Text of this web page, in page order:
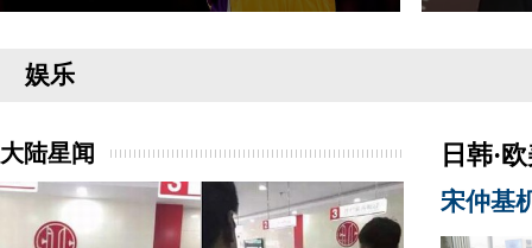
娱乐
大陆星闻 日韩·
宋仲基